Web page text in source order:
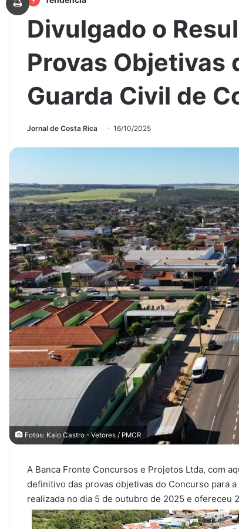
Divulgado o
Provas Objetivas
Guarda Civil de
Jornal de Costa Rica 16/10/2025
Fotos: Kaio Castro - Vetores / PMCR
A Banca Fronte Concursos e Projetos Ltda, com
definitivo das provas objetivas do Concurso para
realizada no dia 5 de outubro de 2025 e ofereceu